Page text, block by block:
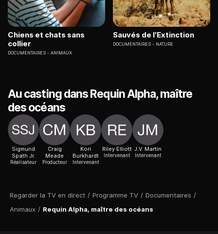
Regarder la TV en direct / Programme TV / Documentaires /
Animaux / Requin Alpha, maître des océans
Chiens et chats sans
collier
DOCUMENTAIRES ANIMAUX
Sauvés de l'Extinction
DOCUMENTAIRES NATURE
Au casting dans Requin Alpha, maître
des océans
Sigmund
Spath Jr.
Réalisateur
Craig
Meade
Producteur
Kori
Burkhardt
Intervenant
Riley Elliott
Intervenant
J.V. Martin
Intervenant